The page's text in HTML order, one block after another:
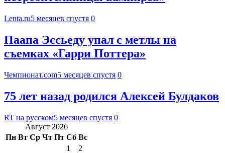
Lenta.ru5 месяцев спустя 0
Паапа Эссьеду упал с метлы на
съемках «Гарри Поттера»
Чемпионат.com5 месяцев спустя 0
75 лет назад родился Алексей Булдаков
RT на русском5 месяцев спустя 0
Август 2026
Пн Вт Ср Чт Пт Сб Вс
1
2